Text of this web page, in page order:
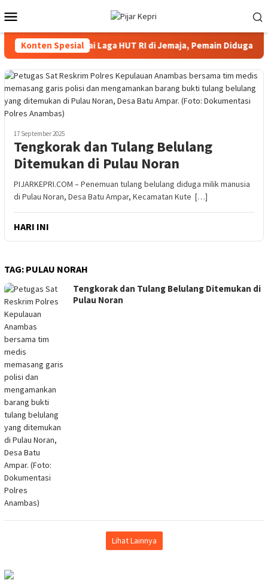
ke
kontenMobile
Konten Spesial
Kericuhan Warnai Laga HUT RI di Jemaja, Pemain Diduga
17 September 2025
Tengkorak dan Tulang Belulang
Ditemukan di Pulau Noran
PIJARKEPRI.COM – Penemuan tulang belulang diduga milik manusia
di Pulau Noran, Desa Batu Ampar, Kecamatan Kute […]
HARI INI
TAG: PULAU NORAH
Tengkorak dan Tulang Belulang Ditemukan di
Pulau Noran
Lihat Lainnya